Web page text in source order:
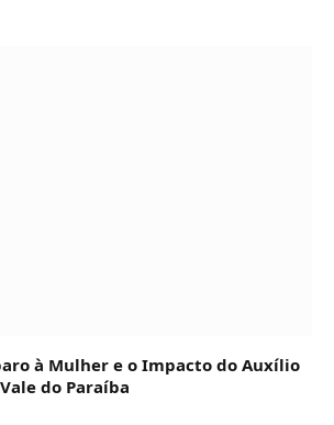
à Mulher e o Impacto do Auxílio
do Paraíba